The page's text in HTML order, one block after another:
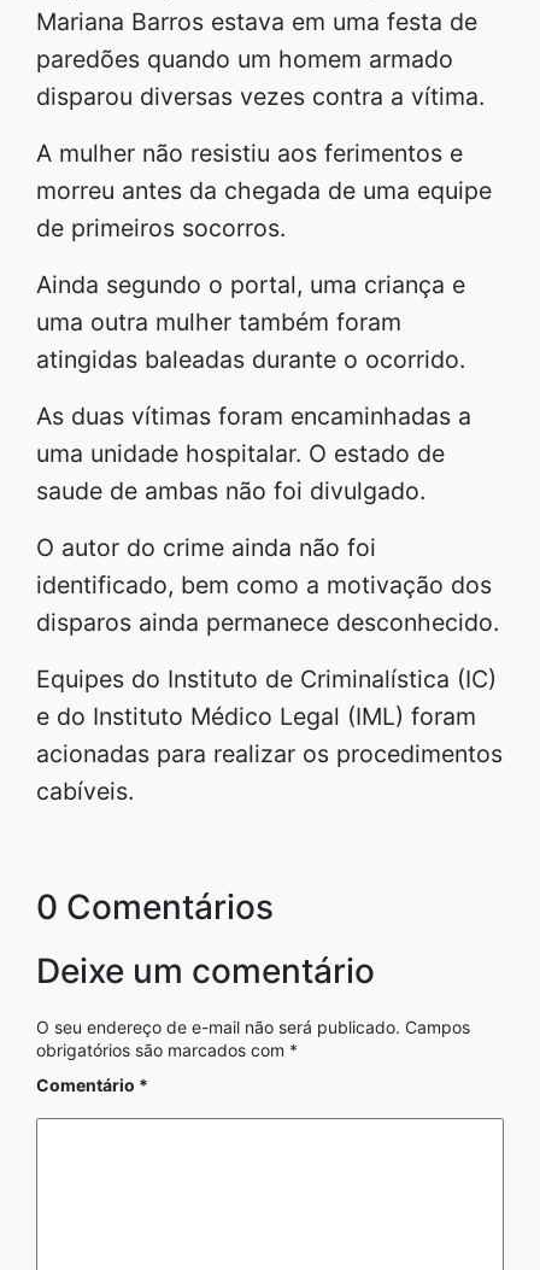
Mariana Barros estava em uma festa de
paredões quando um homem armado
disparou diversas vezes contra a vítima.
A mulher não resistiu aos ferimentos e
morreu antes da chegada de uma equipe
de primeiros socorros.
Ainda segundo o portal, uma criança e
uma outra mulher também foram
atingidas baleadas durante o ocorrido.
As duas vítimas foram encaminhadas a
uma unidade hospitalar. O estado de
saude de ambas não foi divulgado.
O autor do crime ainda não foi
identificado, bem como a motivação dos
disparos ainda permanece desconhecido.
Equipes do Instituto de Criminalística (IC)
e do Instituto Médico Legal (IML) foram
acionadas para realizar os procedimentos
cabíveis.
0 Comentários
Deixe um comentário
O seu endereço de e-mail não será publicado. Campos
obrigatórios são marcados com *
Comentário *